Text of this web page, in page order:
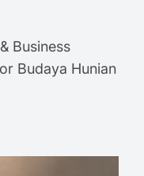
Business
Budaya Hunian